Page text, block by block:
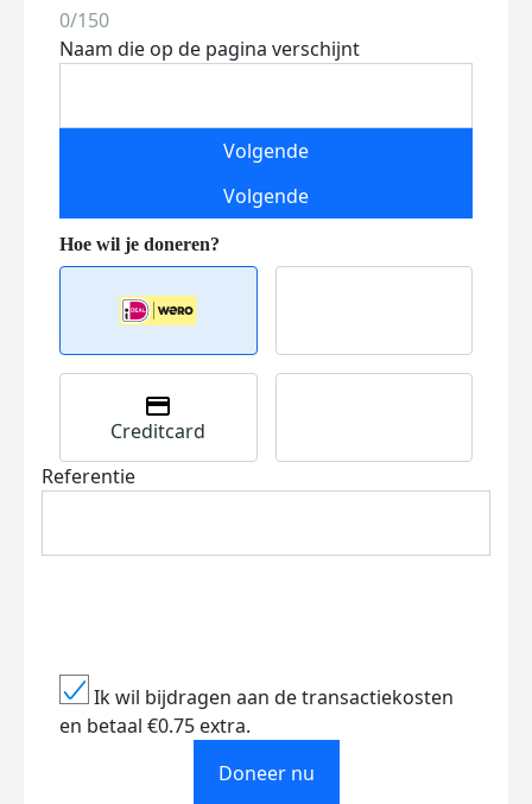
0/150
Naam die op de pagina verschijnt
Volgende
Volgende
Creditcard
Referentie
Ik wil bijdragen aan de transactiekosten
en betaal €0.75 extra.
Doneer nu